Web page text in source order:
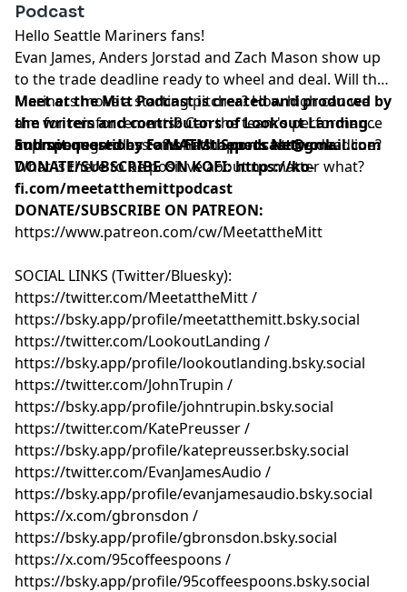
Podcast
Hello Seattle Mariners fans!
Evan James, Anders Jorstad and Zach Mason show up
to the trade deadline ready to wheel and deal. Will the
Mariners move a starting pitcher? How high can we
aim for reinforcements? Can the team's performance
improve regardless of what happens at the deadline?
What is there to be positive about no matter what?
Meet at the Mitt Podcast is created and produced by
the writers and contributors ofLookout Landing
and sponsored byFans First Sports Network.
Submit questions toMATMthepodcast@gmail.com
DONATE/SUBSCRIBE ON KOFI:https://ko-
fi.com/meetatthemittpodcast
DONATE/SUBSCRIBE ON PATREON:
https://www.patreon.com/cw/MeetattheMitt⁠⁠⁠⁠⁠⁠⁠⁠⁠⁠⁠⁠⁠⁠⁠⁠⁠⁠⁠⁠⁠⁠⁠⁠⁠⁠⁠⁠⁠⁠⁠⁠⁠⁠⁠⁠⁠
SOCIAL LINKS (Twitter/Bluesky):
⁠⁠⁠⁠⁠⁠⁠⁠⁠⁠⁠⁠⁠⁠⁠⁠⁠⁠⁠⁠⁠⁠⁠⁠⁠⁠⁠⁠⁠⁠⁠⁠⁠⁠⁠⁠⁠⁠⁠⁠⁠⁠⁠⁠⁠⁠⁠⁠⁠⁠⁠⁠⁠⁠⁠⁠⁠⁠⁠⁠⁠⁠⁠⁠⁠⁠⁠⁠⁠⁠⁠⁠⁠⁠⁠⁠⁠⁠⁠⁠⁠⁠⁠⁠⁠⁠⁠⁠⁠⁠⁠⁠⁠⁠⁠⁠⁠https://twitter.com/MeetattheMitt⁠⁠⁠⁠⁠⁠⁠⁠⁠⁠⁠⁠⁠⁠⁠⁠⁠⁠⁠⁠⁠⁠⁠⁠⁠⁠⁠⁠⁠⁠⁠⁠⁠⁠⁠⁠⁠⁠⁠⁠⁠⁠⁠⁠⁠⁠⁠⁠⁠⁠⁠⁠⁠⁠⁠⁠⁠⁠⁠⁠⁠⁠⁠⁠⁠⁠⁠⁠⁠⁠⁠⁠⁠⁠⁠⁠⁠⁠⁠⁠⁠⁠⁠⁠⁠⁠⁠⁠⁠⁠⁠⁠⁠⁠⁠⁠⁠/
⁠⁠⁠⁠⁠⁠⁠⁠⁠⁠⁠⁠⁠⁠⁠⁠⁠⁠⁠⁠⁠⁠⁠⁠⁠⁠⁠⁠⁠⁠⁠⁠⁠⁠⁠⁠⁠⁠⁠⁠⁠⁠⁠⁠⁠⁠⁠⁠⁠⁠⁠⁠⁠⁠⁠⁠⁠⁠⁠⁠⁠⁠⁠⁠⁠⁠⁠⁠⁠⁠⁠⁠⁠⁠⁠⁠⁠⁠⁠⁠⁠⁠⁠⁠⁠⁠⁠⁠⁠⁠⁠⁠⁠⁠⁠⁠⁠https://bsky.app/profile/meetatthemitt.bsky.social⁠⁠⁠⁠⁠⁠⁠⁠⁠⁠⁠⁠⁠⁠⁠⁠⁠⁠⁠⁠⁠⁠⁠⁠⁠⁠⁠⁠⁠⁠⁠⁠⁠⁠⁠⁠⁠⁠⁠⁠⁠⁠⁠⁠⁠⁠⁠⁠⁠⁠⁠⁠⁠⁠⁠⁠⁠⁠⁠⁠⁠⁠⁠⁠⁠⁠⁠⁠⁠⁠⁠⁠⁠⁠⁠⁠⁠⁠⁠⁠⁠⁠⁠⁠⁠⁠⁠⁠⁠⁠⁠⁠⁠⁠⁠⁠⁠
⁠⁠⁠⁠⁠⁠⁠⁠⁠⁠⁠⁠⁠⁠⁠⁠⁠⁠⁠⁠⁠⁠⁠⁠⁠⁠⁠⁠⁠⁠⁠⁠⁠⁠⁠⁠⁠⁠⁠⁠⁠⁠⁠⁠⁠⁠⁠⁠⁠⁠⁠⁠⁠⁠⁠⁠⁠⁠⁠⁠⁠⁠⁠⁠⁠⁠⁠⁠⁠⁠⁠⁠⁠⁠⁠⁠⁠⁠⁠⁠⁠⁠⁠⁠⁠⁠⁠⁠⁠⁠⁠⁠⁠⁠⁠⁠⁠https://twitter.com/LookoutLanding⁠⁠⁠⁠⁠⁠⁠⁠⁠⁠⁠⁠⁠⁠⁠⁠⁠⁠⁠⁠⁠⁠⁠⁠⁠⁠⁠⁠⁠⁠⁠⁠⁠⁠⁠⁠⁠⁠⁠⁠⁠⁠⁠⁠⁠⁠⁠⁠⁠⁠⁠⁠⁠⁠⁠⁠⁠⁠⁠⁠⁠⁠⁠⁠⁠⁠⁠⁠⁠⁠⁠⁠⁠⁠⁠⁠⁠⁠⁠⁠⁠⁠⁠⁠⁠⁠⁠⁠⁠⁠⁠⁠⁠⁠⁠⁠⁠ /
⁠⁠⁠⁠⁠⁠⁠⁠⁠⁠⁠⁠⁠⁠⁠⁠⁠⁠⁠⁠⁠⁠⁠⁠⁠⁠⁠⁠⁠⁠⁠⁠⁠⁠⁠⁠⁠⁠⁠⁠⁠⁠⁠⁠⁠⁠⁠⁠⁠⁠⁠⁠⁠⁠⁠⁠⁠⁠⁠⁠⁠⁠⁠⁠⁠⁠⁠⁠⁠⁠⁠⁠⁠⁠⁠⁠⁠⁠⁠⁠⁠⁠⁠⁠⁠⁠⁠⁠⁠⁠⁠⁠⁠⁠⁠⁠⁠https://bsky.app/profile/lookoutlanding.bsky.social⁠⁠⁠⁠⁠⁠⁠⁠⁠⁠⁠⁠⁠⁠⁠⁠⁠⁠⁠⁠⁠⁠⁠⁠⁠⁠⁠⁠⁠⁠⁠⁠⁠⁠⁠⁠⁠⁠⁠⁠⁠⁠⁠⁠⁠⁠⁠⁠⁠⁠⁠⁠⁠⁠⁠⁠⁠⁠⁠⁠⁠⁠⁠⁠⁠⁠⁠⁠⁠⁠⁠⁠⁠⁠⁠⁠⁠⁠⁠⁠⁠⁠⁠⁠⁠⁠⁠⁠⁠⁠⁠⁠⁠⁠⁠⁠⁠
⁠⁠⁠⁠⁠⁠⁠⁠⁠⁠⁠⁠⁠⁠⁠⁠⁠⁠⁠⁠⁠⁠⁠⁠⁠⁠⁠⁠⁠⁠⁠⁠⁠⁠⁠⁠⁠⁠⁠⁠⁠⁠⁠⁠⁠⁠⁠⁠⁠⁠⁠⁠⁠⁠⁠⁠⁠⁠⁠⁠⁠⁠⁠⁠⁠⁠⁠⁠⁠⁠⁠⁠⁠⁠⁠⁠⁠⁠⁠⁠⁠⁠⁠⁠⁠⁠⁠⁠⁠⁠⁠⁠⁠⁠⁠⁠⁠https://twitter.com/JohnTrupin⁠⁠⁠⁠⁠⁠⁠⁠⁠⁠⁠⁠⁠⁠⁠⁠⁠⁠⁠⁠⁠⁠⁠⁠⁠⁠⁠⁠⁠⁠⁠⁠⁠⁠⁠⁠⁠⁠⁠⁠⁠⁠⁠⁠⁠⁠⁠⁠⁠⁠⁠⁠⁠⁠⁠⁠⁠⁠⁠⁠⁠⁠⁠⁠⁠⁠⁠⁠⁠⁠⁠⁠⁠⁠⁠⁠⁠⁠⁠⁠⁠⁠⁠⁠⁠⁠⁠⁠⁠⁠⁠⁠⁠⁠⁠⁠⁠ /
⁠⁠⁠⁠⁠⁠⁠⁠⁠⁠⁠⁠⁠⁠⁠⁠⁠⁠⁠⁠⁠⁠⁠⁠⁠⁠⁠⁠⁠⁠⁠⁠⁠⁠⁠⁠⁠⁠⁠⁠⁠⁠⁠⁠⁠⁠⁠⁠⁠⁠⁠⁠⁠⁠⁠⁠⁠⁠⁠⁠⁠⁠⁠⁠⁠⁠⁠⁠⁠⁠⁠⁠⁠⁠⁠⁠⁠⁠⁠⁠⁠⁠⁠⁠⁠⁠⁠⁠⁠⁠⁠⁠⁠⁠⁠⁠⁠https://bsky.app/profile/johntrupin.bsky.social⁠⁠⁠⁠⁠⁠⁠⁠⁠⁠⁠⁠⁠⁠⁠⁠⁠⁠⁠⁠⁠⁠⁠⁠⁠⁠⁠⁠⁠⁠⁠⁠⁠⁠⁠⁠⁠⁠⁠⁠⁠⁠⁠⁠⁠⁠⁠⁠⁠⁠⁠⁠⁠⁠⁠⁠⁠⁠⁠⁠⁠⁠⁠⁠⁠⁠⁠⁠⁠⁠⁠⁠⁠⁠⁠⁠⁠⁠⁠⁠⁠⁠⁠⁠⁠⁠⁠⁠⁠⁠⁠⁠⁠⁠⁠⁠⁠
⁠⁠⁠⁠⁠⁠⁠⁠⁠⁠⁠⁠⁠⁠⁠⁠⁠⁠⁠⁠⁠⁠⁠⁠⁠⁠⁠⁠⁠⁠⁠⁠⁠⁠⁠⁠⁠⁠⁠⁠⁠⁠⁠⁠⁠⁠⁠⁠⁠⁠⁠⁠⁠⁠⁠⁠⁠⁠⁠⁠⁠⁠⁠⁠⁠⁠⁠⁠⁠⁠⁠⁠⁠⁠⁠⁠⁠⁠⁠⁠⁠⁠⁠⁠⁠⁠⁠⁠⁠⁠⁠⁠⁠⁠⁠⁠⁠https://twitter.com/KatePreusser⁠⁠⁠⁠⁠⁠⁠⁠⁠⁠⁠⁠⁠⁠⁠⁠⁠⁠⁠⁠⁠⁠⁠⁠⁠⁠⁠⁠⁠⁠⁠⁠⁠⁠⁠⁠⁠⁠⁠⁠⁠⁠⁠⁠⁠⁠⁠⁠⁠⁠⁠⁠⁠⁠⁠⁠⁠⁠⁠⁠⁠⁠⁠⁠⁠⁠⁠⁠⁠⁠⁠⁠⁠⁠⁠⁠⁠⁠⁠⁠⁠⁠⁠⁠⁠⁠⁠⁠⁠⁠⁠⁠⁠⁠⁠⁠⁠/
⁠⁠⁠⁠⁠⁠⁠⁠⁠⁠⁠⁠⁠⁠⁠⁠⁠⁠⁠⁠⁠⁠⁠⁠⁠⁠⁠⁠⁠⁠⁠⁠⁠⁠⁠⁠⁠⁠⁠⁠⁠⁠⁠⁠⁠⁠⁠⁠⁠⁠⁠⁠⁠⁠⁠⁠⁠⁠⁠⁠⁠⁠⁠⁠⁠⁠⁠⁠⁠⁠⁠⁠⁠⁠⁠⁠⁠⁠⁠⁠⁠⁠⁠⁠⁠⁠⁠⁠⁠⁠⁠⁠⁠⁠⁠⁠⁠https://bsky.app/profile/katepreusser.bsky.social⁠⁠⁠⁠⁠⁠⁠⁠⁠⁠⁠⁠⁠⁠⁠⁠⁠⁠⁠⁠⁠⁠⁠⁠⁠⁠⁠⁠⁠⁠⁠⁠⁠⁠⁠⁠⁠⁠⁠⁠⁠⁠⁠⁠⁠⁠⁠⁠⁠⁠⁠⁠⁠⁠⁠⁠⁠⁠⁠⁠⁠⁠⁠⁠⁠⁠⁠⁠⁠⁠⁠⁠⁠⁠⁠⁠⁠⁠⁠⁠⁠⁠⁠⁠⁠⁠⁠⁠⁠⁠⁠⁠⁠⁠⁠⁠⁠
⁠⁠⁠⁠⁠⁠⁠⁠⁠⁠⁠⁠⁠⁠⁠⁠⁠⁠⁠⁠⁠⁠⁠⁠⁠⁠⁠⁠⁠⁠⁠⁠⁠⁠⁠⁠⁠⁠⁠⁠⁠⁠⁠⁠⁠⁠⁠⁠⁠⁠⁠⁠⁠⁠⁠⁠⁠⁠⁠⁠⁠⁠⁠⁠⁠⁠⁠⁠⁠⁠⁠⁠⁠⁠⁠⁠⁠⁠⁠⁠⁠⁠⁠⁠⁠⁠⁠⁠⁠⁠⁠⁠⁠⁠⁠⁠⁠https://twitter.com/EvanJamesAudio⁠⁠⁠⁠⁠⁠⁠⁠⁠⁠⁠⁠⁠⁠⁠⁠⁠⁠⁠⁠⁠⁠⁠⁠⁠⁠⁠⁠⁠⁠⁠⁠⁠⁠⁠⁠⁠⁠⁠⁠⁠⁠⁠⁠⁠⁠⁠⁠⁠⁠⁠⁠⁠⁠⁠⁠⁠⁠⁠⁠⁠⁠⁠⁠⁠⁠⁠⁠⁠⁠⁠⁠⁠⁠⁠⁠⁠⁠⁠⁠⁠⁠⁠⁠⁠⁠⁠⁠⁠⁠⁠⁠⁠⁠⁠⁠⁠ /
⁠⁠⁠⁠⁠⁠⁠⁠⁠⁠⁠⁠⁠⁠⁠⁠⁠⁠⁠⁠⁠⁠⁠⁠⁠⁠⁠⁠⁠⁠⁠⁠⁠⁠⁠⁠⁠⁠⁠⁠⁠⁠⁠⁠⁠⁠⁠⁠⁠⁠⁠⁠⁠⁠⁠⁠⁠⁠⁠⁠⁠⁠⁠⁠⁠⁠⁠⁠⁠⁠⁠⁠⁠⁠⁠⁠⁠⁠⁠⁠⁠⁠⁠⁠⁠⁠⁠⁠⁠⁠⁠⁠⁠⁠⁠⁠⁠https://bsky.app/profile/evanjamesaudio.bsky.social⁠⁠⁠⁠⁠⁠⁠⁠⁠⁠⁠⁠⁠⁠⁠⁠⁠⁠⁠⁠⁠⁠⁠⁠⁠⁠⁠⁠⁠⁠⁠⁠⁠⁠⁠⁠⁠⁠⁠⁠⁠⁠⁠⁠⁠⁠⁠⁠⁠⁠⁠⁠⁠⁠⁠⁠⁠⁠⁠⁠⁠⁠⁠⁠⁠⁠⁠⁠⁠⁠⁠⁠⁠⁠⁠⁠⁠⁠⁠⁠⁠⁠⁠⁠⁠⁠⁠⁠⁠⁠⁠⁠⁠⁠⁠⁠⁠
⁠⁠⁠⁠⁠⁠⁠⁠⁠⁠⁠⁠⁠⁠⁠⁠⁠⁠⁠⁠⁠⁠⁠⁠⁠⁠⁠⁠⁠⁠⁠⁠⁠⁠⁠⁠⁠⁠⁠⁠⁠⁠⁠⁠⁠⁠⁠⁠⁠⁠⁠⁠⁠⁠⁠⁠⁠⁠⁠⁠⁠⁠⁠⁠⁠⁠⁠⁠⁠⁠⁠⁠⁠⁠⁠⁠⁠⁠⁠⁠⁠⁠⁠⁠⁠⁠⁠⁠⁠⁠⁠⁠⁠⁠⁠⁠⁠https://x.com/gbronsdon⁠⁠⁠⁠⁠⁠⁠⁠⁠⁠⁠⁠⁠⁠⁠⁠⁠⁠⁠⁠⁠⁠⁠⁠⁠⁠⁠⁠⁠⁠⁠⁠⁠⁠⁠⁠⁠⁠⁠⁠⁠⁠⁠⁠⁠⁠⁠⁠⁠⁠⁠⁠⁠⁠⁠⁠⁠⁠⁠⁠⁠⁠⁠⁠⁠⁠⁠⁠⁠⁠⁠⁠⁠⁠⁠⁠⁠⁠⁠⁠⁠⁠⁠⁠⁠⁠⁠⁠⁠⁠⁠⁠⁠⁠⁠⁠⁠ /
⁠⁠⁠⁠⁠⁠⁠⁠⁠⁠⁠⁠⁠⁠⁠⁠⁠⁠⁠⁠⁠⁠⁠⁠⁠⁠⁠⁠⁠⁠⁠⁠⁠⁠⁠⁠⁠⁠⁠⁠⁠⁠⁠⁠⁠⁠⁠⁠⁠⁠⁠⁠⁠⁠⁠⁠⁠⁠⁠⁠⁠⁠⁠⁠⁠⁠⁠⁠⁠⁠⁠⁠⁠⁠⁠⁠⁠⁠⁠⁠⁠⁠⁠⁠⁠⁠⁠⁠⁠⁠⁠⁠⁠⁠⁠⁠⁠https://bsky.app/profile/gbronsdon.bsky.social⁠⁠⁠⁠⁠⁠⁠⁠⁠⁠⁠⁠⁠⁠⁠⁠⁠⁠⁠⁠⁠⁠⁠⁠⁠⁠⁠⁠⁠⁠⁠⁠⁠⁠⁠⁠⁠⁠⁠⁠⁠⁠⁠⁠⁠⁠⁠⁠⁠⁠⁠⁠⁠⁠⁠⁠⁠⁠⁠⁠⁠⁠⁠⁠⁠⁠⁠⁠⁠⁠⁠⁠⁠⁠⁠⁠⁠⁠⁠⁠⁠⁠⁠⁠⁠⁠⁠⁠⁠⁠⁠⁠⁠⁠⁠⁠⁠
⁠⁠⁠⁠⁠⁠⁠⁠⁠⁠⁠⁠⁠⁠⁠⁠⁠⁠⁠⁠⁠⁠⁠⁠⁠⁠⁠⁠⁠⁠⁠⁠⁠⁠⁠⁠⁠⁠⁠⁠⁠⁠⁠⁠⁠⁠⁠⁠⁠⁠⁠⁠⁠⁠⁠⁠⁠⁠⁠⁠⁠⁠⁠⁠⁠⁠⁠⁠⁠⁠⁠⁠⁠⁠⁠⁠⁠⁠⁠⁠⁠⁠⁠⁠⁠⁠⁠⁠⁠⁠⁠⁠⁠⁠⁠⁠⁠https://x.com/95coffeespoons⁠⁠⁠⁠⁠⁠⁠⁠⁠⁠⁠⁠⁠⁠⁠⁠⁠⁠⁠⁠⁠⁠⁠⁠⁠⁠⁠⁠⁠⁠⁠⁠⁠⁠⁠⁠⁠⁠⁠⁠⁠⁠⁠⁠⁠⁠⁠⁠⁠⁠⁠⁠⁠⁠⁠⁠⁠⁠⁠⁠⁠⁠⁠⁠⁠⁠⁠⁠⁠⁠⁠⁠⁠⁠⁠⁠⁠⁠⁠⁠⁠⁠⁠⁠⁠⁠⁠⁠⁠⁠⁠⁠⁠⁠⁠⁠⁠ /
⁠⁠⁠⁠⁠⁠⁠⁠⁠⁠⁠⁠⁠⁠⁠⁠⁠⁠⁠⁠⁠⁠⁠⁠⁠⁠⁠⁠⁠⁠⁠⁠⁠⁠⁠⁠⁠⁠⁠⁠⁠⁠⁠⁠⁠⁠⁠⁠⁠⁠⁠⁠⁠⁠⁠⁠⁠⁠⁠⁠⁠⁠⁠⁠⁠⁠⁠⁠⁠⁠⁠⁠⁠⁠⁠⁠⁠⁠⁠⁠⁠⁠⁠⁠⁠⁠⁠⁠⁠⁠⁠⁠⁠⁠⁠⁠⁠https://bsky.app/profile/95coffeespoons.bsky.social⁠⁠⁠⁠⁠⁠⁠⁠⁠⁠⁠⁠⁠⁠⁠⁠⁠⁠⁠⁠⁠⁠⁠⁠⁠⁠⁠⁠⁠⁠⁠⁠⁠⁠⁠⁠⁠⁠⁠⁠⁠⁠⁠⁠⁠⁠⁠⁠⁠⁠⁠